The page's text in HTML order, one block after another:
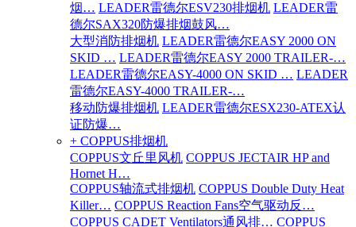
烟… LEADER雷德尔ESV230排烟机 LEADER雷
德尔SAX320防爆排烟鼓风…
大型消防排烟机 LEADER雷德尔EASY 2000 ON
SKID … LEADER雷德尔EASY 2000 TRAILER-…
LEADER雷德尔EASY-4000 ON SKID … LEADER
雷德尔EASY-4000 TRAILER-…
移动防爆排烟机 LEADER雷德尔ESX230-ATEX认
证防爆…
+ COPPUS排烟机
COPPUS文丘里风机 COPPUS JECTAIR HP and
Hornet H…
COPPUS轴流式排烟机 COPPUS Double Duty Heat
Killer… COPPUS Reaction Fans空气驱动反…
COPPUS CADET Ventilators通风排… COPPUS